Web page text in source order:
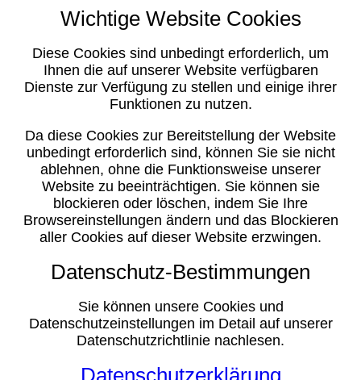
Wichtige Website Cookies
Diese Cookies sind unbedingt erforderlich, um
Ihnen die auf unserer Website verfügbaren
Dienste zur Verfügung zu stellen und einige ihrer
Funktionen zu nutzen.
Da diese Cookies zur Bereitstellung der Website
unbedingt erforderlich sind, können Sie sie nicht
ablehnen, ohne die Funktionsweise unserer
Website zu beeinträchtigen. Sie können sie
blockieren oder löschen, indem Sie Ihre
Browsereinstellungen ändern und das Blockieren
aller Cookies auf dieser Website erzwingen.
Datenschutz-Bestimmungen
Sie können unsere Cookies und
Datenschutzeinstellungen im Detail auf unserer
Datenschutzrichtlinie nachlesen.
Datenschutzerklärung